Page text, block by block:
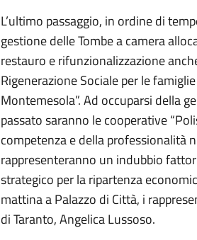
L’ultimo passaggio, in ordine di
gestione delle Tombe a camera
restauro e rifunzionalizzazione
Rigenerazione Sociale per le
Montemesola”. Ad occuparsi della
passato saranno le cooperative
competenza e della professionalità
rappresenteranno un indubbio
strategico per la ripartenza
mattina a Palazzo di Città, i
di Taranto, Angelica Lussoso.